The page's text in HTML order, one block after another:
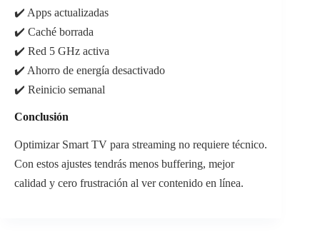
✔️ Apps actualizadas
✔️ Caché borrada
✔️ Red 5 GHz activa
✔️ Ahorro de energía desactivado
✔️ Reinicio semanal
Conclusión
Optimizar Smart TV para streaming no requiere técnico.
Con estos ajustes tendrás menos buffering, mejor
calidad y cero frustración al ver contenido en línea.